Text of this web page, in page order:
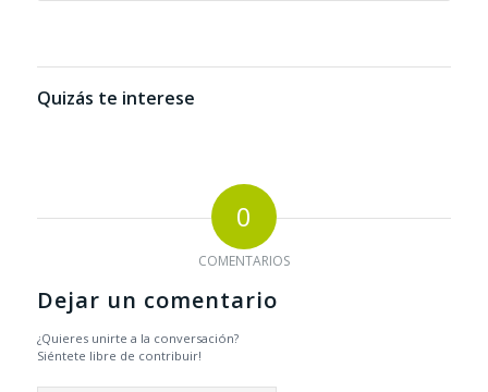
Quizás te interese
0
COMENTARIOS
Dejar un comentario
¿Quieres unirte a la conversación?
Siéntete libre de contribuir!